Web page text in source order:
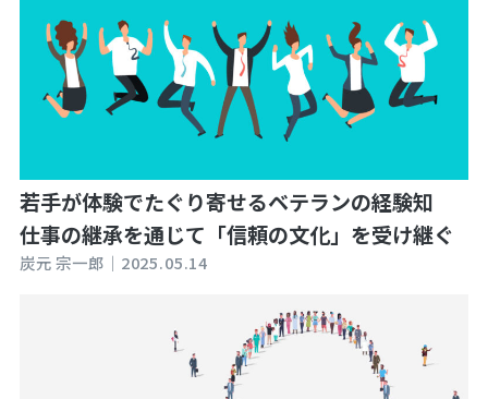
若手が体験でたぐり寄せるベテランの経験知
仕事の継承を通じて「信頼の文化」を受け継ぐ
炭元 宗一郎｜ 2025.05.14